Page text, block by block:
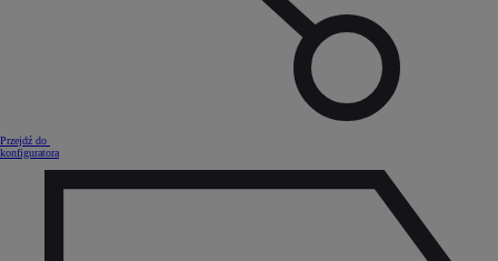
Przejdź do
konfiguratora